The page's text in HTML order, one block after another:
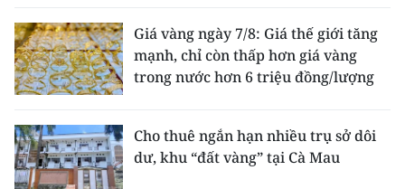
Giá vàng ngày 7/8: Giá thế giới tăng
mạnh, chỉ còn thấp hơn giá vàng
trong nước hơn 6 triệu đồng/lượng
Cho thuê ngắn hạn nhiều trụ sở dôi
dư, khu “đất vàng” tại Cà Mau